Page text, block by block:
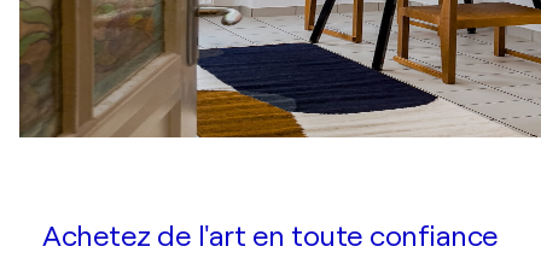
Achetez de l'art en toute confiance